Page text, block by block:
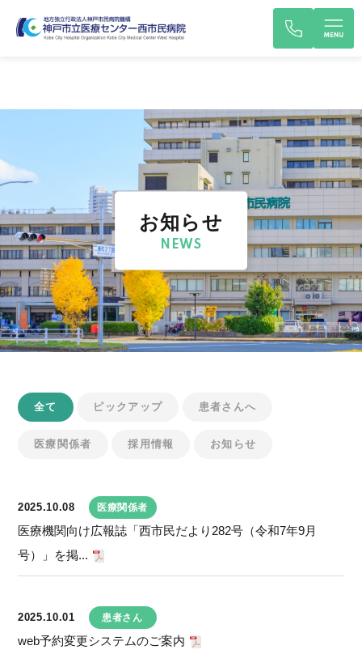
お知らせ
NEWS
全て ピックアップ 患者さんへ
医療関係者 採用情報 お知らせ
2025.10.08 医療関係者
医療機関向け広報誌「西市民だより282号（令和7年9月
号）」を掲...
2025.10.01 患者さん
web予約変更システムのご案内